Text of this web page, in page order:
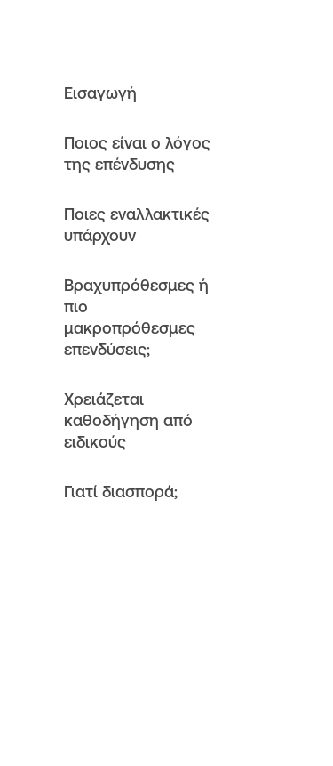
Εισαγωγή
Ποιος είναι ο λόγος
της επένδυσης
Ποιες εναλλακτικές
υπάρχουν
Βραχυπρόθεσμες ή
πιο
μακροπρόθεσμες
επενδύσεις;
Χρειάζεται
καθοδήγηση από
ειδικούς
Γιατί διασπορά;